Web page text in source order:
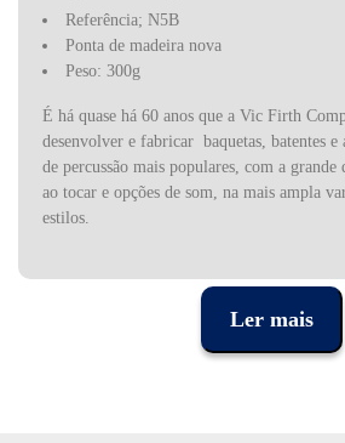
Referência; N5B
Ponta de madeira nova
Peso: 300g
É há quase há 60 anos que a Vic Firth
desenvolver e fabricar baquetas, batentes e
de percussão mais populares, com a grande
ao tocar e opções de som, na mais ampla
estilos.
segura uma baqueta “Vic” é diferente, daí
gama de produtos para permitir que
importante para o músico e para o
qual pode confiar permite que o músico se
Ler mais